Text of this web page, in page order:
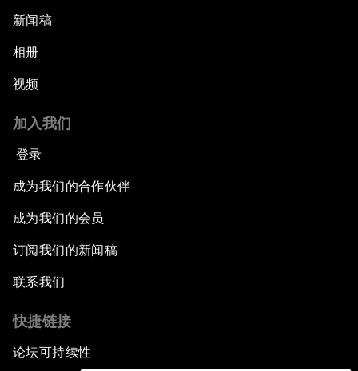
新闻稿
相册
视频
加入我们
登录
成为我们的合作伙伴
成为我们的会员
订阅我们的新闻稿
联系我们
快捷链接
论坛可持续性